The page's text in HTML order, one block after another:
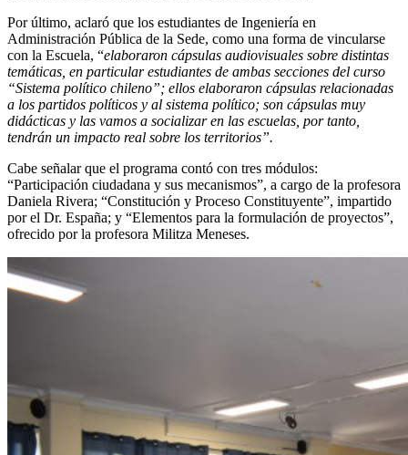
Por último, aclaró que los estudiantes de Ingeniería en
Administración Pública de la Sede, como una forma de vincularse
con la Escuela, “elaboraron cápsulas audiovisuales sobre distintas
temáticas, en particular estudiantes de ambas secciones del curso
“Sistema político chileno”; ellos elaboraron cápsulas relacionadas
a los partidos políticos y al sistema político; son cápsulas muy
didácticas y las vamos a socializar en las escuelas, por tanto,
tendrán un impacto real sobre los territorios”.
Cabe señalar que el programa contó con tres módulos:
“Participación ciudadana y sus mecanismos”, a cargo de la profesora
Daniela Rivera; “Constitución y Proceso Constituyente”, impartido
por el Dr. España; y “Elementos para la formulación de proyectos”,
ofrecido por la profesora Militza Meneses.